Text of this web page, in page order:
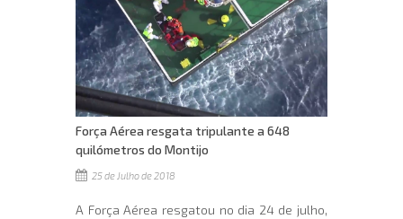
Força Aérea resgata tripulante a 648
quilómetros do Montijo
25 de Julho de 2018
A Força Aérea resgatou no dia 24 de julho,